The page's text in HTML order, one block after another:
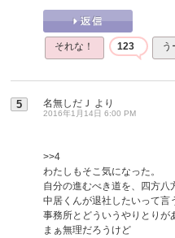
それな！ 123 う
5 名無しだＪ より
2016年1月14日 6:00 PM
>>4
わたしもそこ気になった。
自分の進むべき道を、四方八
中居くんが退社したいって言
事務所とどういうやりとりが
まぁ無理だろうけど